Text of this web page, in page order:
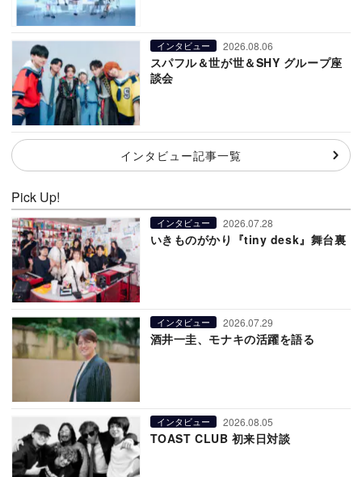
インタビュー 2026.08.06
スパフル＆世が世＆SHY グループ座
談会
インタビュー記事一覧
Pick Up!
インタビュー 2026.07.28
いきものがかり『tiny desk』舞台裏
インタビュー 2026.07.29
酒井一圭、モナキの活躍を語る
インタビュー 2026.08.05
TOAST CLUB 初来日対談